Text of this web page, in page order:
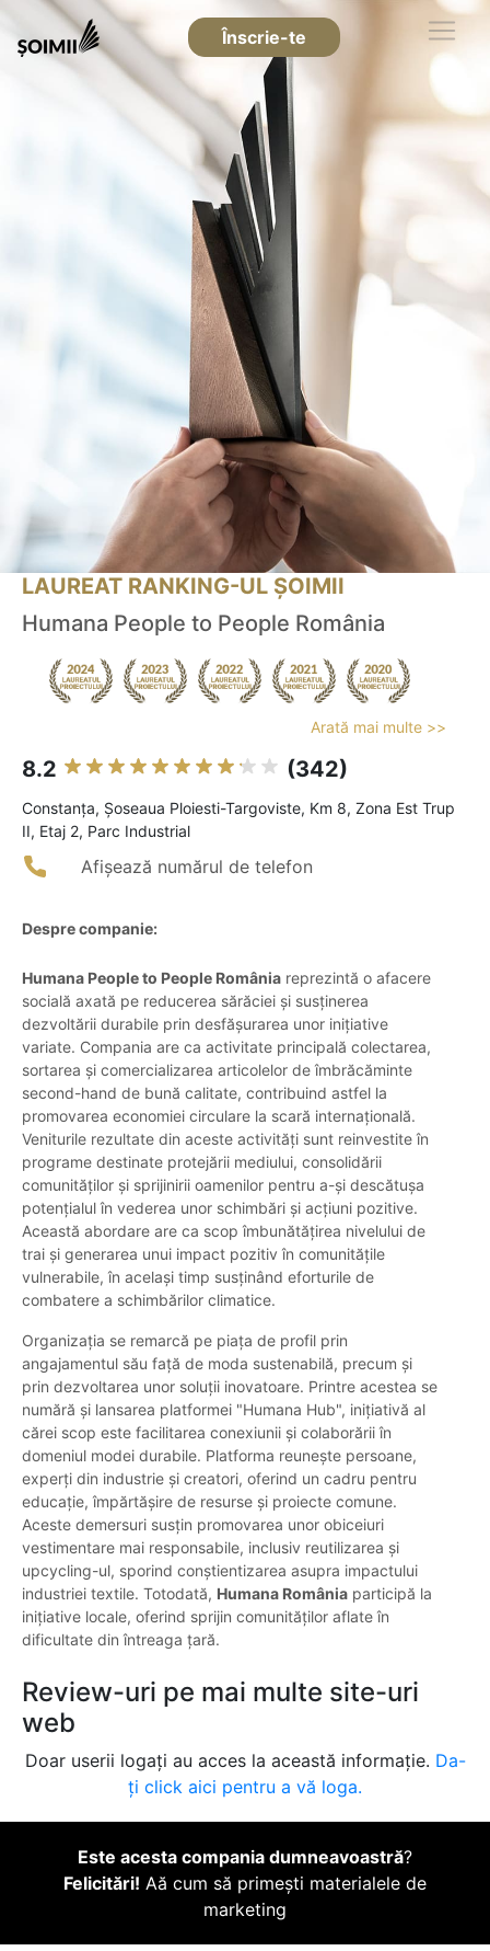
Înscrie-te
LAUREAT RANKING-UL ȘOIMII
Humana People to People România
Arată mai multe >>
8.2 (342)
Constanţa, Șoseaua Ploiesti-Targoviste, Km 8, Zona Est Trup
II, Etaj 2, Parc Industrial
Afișează numărul de telefon
Despre companie:
Humana People to People România reprezintă o afacere
socială axată pe reducerea sărăciei și susținerea
dezvoltării durabile prin desfășurarea unor inițiative
variate. Compania are ca activitate principală colectarea,
sortarea și comercializarea articolelor de îmbrăcăminte
second-hand de bună calitate, contribuind astfel la
promovarea economiei circulare la scară internațională.
Veniturile rezultate din aceste activități sunt reinvestite în
programe destinate protejării mediului, consolidării
comunităților și sprijinirii oamenilor pentru a-și descătușa
potențialul în vederea unor schimbări și acțiuni pozitive.
Această abordare are ca scop îmbunătățirea nivelului de
trai și generarea unui impact pozitiv în comunitățile
vulnerabile, în același timp susținând eforturile de
combatere a schimbărilor climatice.
Organizația se remarcă pe piața de profil prin
angajamentul său față de moda sustenabilă, precum și
prin dezvoltarea unor soluții inovatoare. Printre acestea se
numără și lansarea platformei "Humana Hub", inițiativă al
cărei scop este facilitarea conexiunii și colaborării în
domeniul modei durabile. Platforma reunește persoane,
experți din industrie și creatori, oferind un cadru pentru
educație, împărtășire de resurse și proiecte comune.
Aceste demersuri susțin promovarea unor obiceiuri
vestimentare mai responsabile, inclusiv reutilizarea și
upcycling-ul, sporind conștientizarea asupra impactului
industriei textile. Totodată, Humana România participă la
inițiative locale, oferind sprijin comunităților aflate în
dificultate din întreaga țară.
Review-uri pe mai multe site-uri
web
Doar userii logați au acces la această informație. Da-
ți click aici pentru a vă loga.
Este acesta compania dumneavoastră?
Felicitări! Aă cum să primești materialele de
marketing